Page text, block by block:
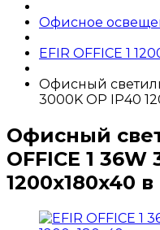
Офисное
EFIR OFFICE 1
Офисный
3000K OP IP40
Офисный
OFFICE 1
1200x180x40